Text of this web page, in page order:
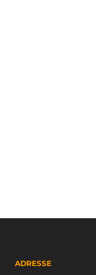
ADRESSE